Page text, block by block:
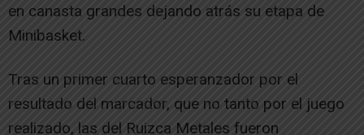
en canasta grandes dejando atrás su etapa de
Minibasket.
Tras un primer cuarto esperanzador por el
resultado del marcador, que no tanto por el juego
realizado, las del Ruizca Metales fueron